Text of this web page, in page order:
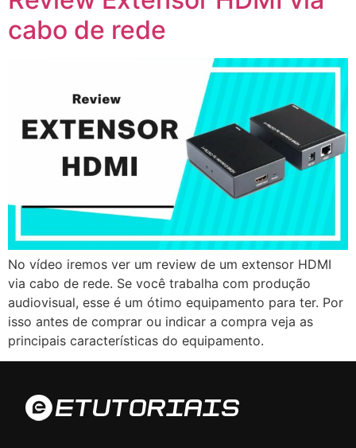
cabo de rede
No vídeo iremos ver um review de um extensor HDMI
via cabo de rede. Se você trabalha com produção
audiovisual, esse é um ótimo equipamento para ter. Por
isso antes de comprar ou indicar a compra veja as
principais características do equipamento.